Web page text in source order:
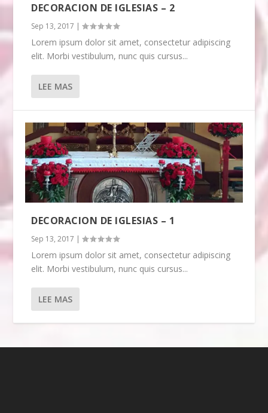
DECORACION DE IGLESIAS – 2
Sep 13, 2017 |
Lorem ipsum dolor sit amet, consectetur adipiscing
elit. Morbi vestibulum, nunc quis cursus...
LEE MAS
DECORACION DE IGLESIAS – 1
Sep 13, 2017 |
Lorem ipsum dolor sit amet, consectetur adipiscing
elit. Morbi vestibulum, nunc quis cursus...
LEE MAS